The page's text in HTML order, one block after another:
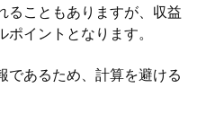
ることもありますが、収益
イントとなります。
であるため、計算を避ける